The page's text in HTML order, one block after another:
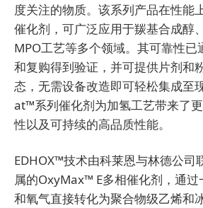
度关注的物质。该系列产品在性能
催化剂，可广泛应用于羰基合成醇
MPO工艺等多个领域。其可靠性已
和复购得到验证，并可提供片剂和
态，无需设备改造即可轻松集成至
at™系列催化剂为加氢工艺带来了
性以及可持续的高品质性能。
EDHOX™技术由科莱恩与林德公司
属的OxyMax™ E多相催化剂，通
和氧气直接转化为聚合物级乙烯和